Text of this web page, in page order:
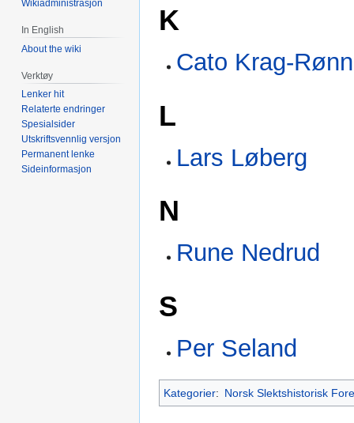
K
Cato Krag-
L
Lars Løberg
N
Rune Nedrud
S
Per Seland
Kategorier: Norsk Slektshistorisk
Wikiadministrasjon
In English
About the wiki
Verktøy
Lenker hit
Relaterte endringer
Spesialsider
Utskriftsvennlig versjon
Permanent lenke
Sideinformasjon